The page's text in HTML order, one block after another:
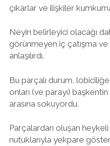
çıkarlar ve ilişkiler
Neyin belirleyici olacağı
görünmeyen iç çatışma
anlaşılırdı.
Bu parçalı durum, lobiciliğe
onları (ve parayı)
arasına sokuyordu.
Parçalardan oluşan
nutuklarıyla yekpare